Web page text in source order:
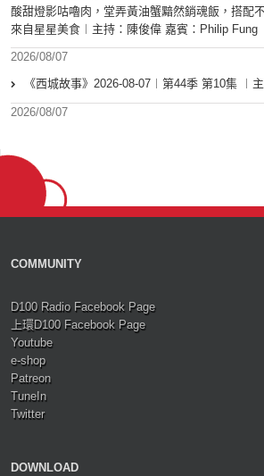
酸甜燈影咕嚕肉，堂弄黃油蟹黯然銷魂飯，搭配
來自星星美食︱主持：陳俊偉 嘉賓：Philip Fung
2026/08/07
《西城故事》2026-08-07︱第44季 第10集 ︱
2026/08/07
COMMUNITY
D100 Radio Facebook Page
上環D100 Facebook Page
Youtube
e-shop
Patreon
TuneIn
Twitter
DOWNLOAD